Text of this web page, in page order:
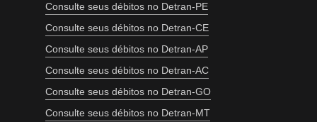
Consulte seus débitos no Detran-PE
Consulte seus débitos no Detran-CE
Consulte seus débitos no Detran-AP
Consulte seus débitos no Detran-AC
Consulte seus débitos no Detran-GO
Consulte seus débitos no Detran-MT